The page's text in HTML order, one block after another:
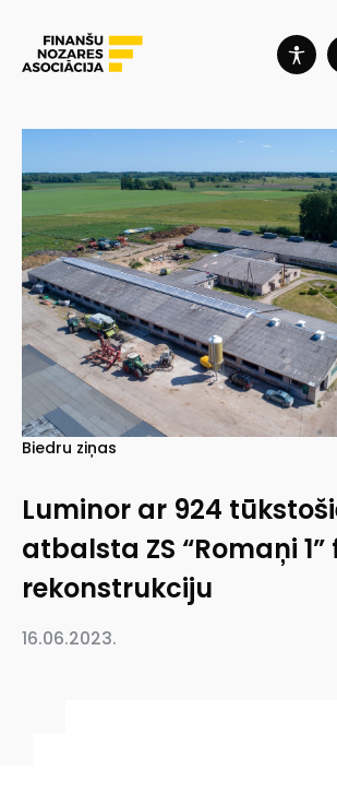
Biedru ziņas
Luminor ar 924
atbalsta ZS “Romaņi
rekonstrukciju
16.06.2023.